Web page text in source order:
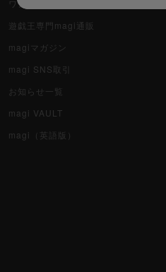
ワンピース専門magi通販
遊戯王専門magi通販
magiマガジン
magi SNS取引
お知らせ一覧
magi VAULT
magi（英語版）